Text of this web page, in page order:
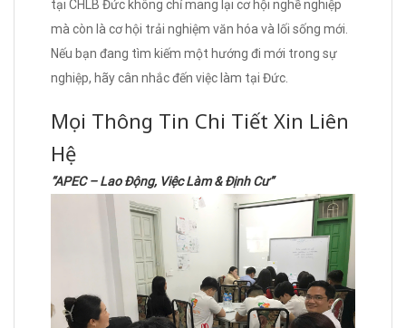
tại CHLB Đức không chỉ mang lại cơ hội nghề nghiệp
mà còn là cơ hội trải nghiệm văn hóa và lối sống mới.
Nếu bạn đang tìm kiếm một hướng đi mới trong sự
nghiệp, hãy cân nhắc đến việc làm tại Đức.
Mọi Thông Tin Chi Tiết Xin Liên
Hệ
“APEC – Lao Động, Việc Làm & Định Cư”